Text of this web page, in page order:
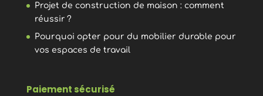
Projet de construction de maison : comment
réussir ?
Pourquoi opter pour du mobilier durable pour
vos espaces de travail
Paiement sécurisé